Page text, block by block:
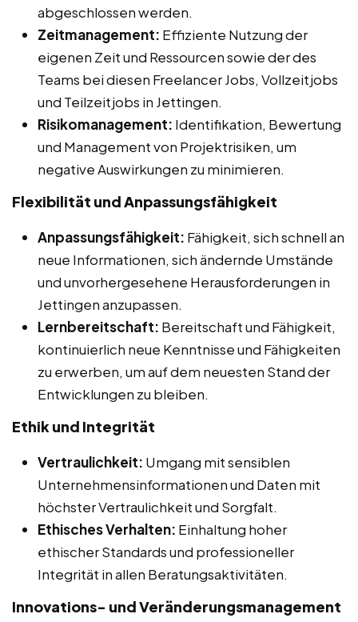
abgeschlossen werden.
Zeitmanagement: Effiziente Nutzung der
eigenen Zeit und Ressourcen sowie der des
Teams bei diesen Freelancer Jobs, Vollzeitjobs
und Teilzeitjobs in Jettingen.
Risikomanagement: Identifikation, Bewertung
und Management von Projektrisiken, um
negative Auswirkungen zu minimieren.
Flexibilität und Anpassungsfähigkeit
Anpassungsfähigkeit: Fähigkeit, sich schnell an
neue Informationen, sich ändernde Umstände
und unvorhergesehene Herausforderungen in
Jettingen anzupassen.
Lernbereitschaft: Bereitschaft und Fähigkeit,
kontinuierlich neue Kenntnisse und Fähigkeiten
zu erwerben, um auf dem neuesten Stand der
Entwicklungen zu bleiben.
Ethik und Integrität
Vertraulichkeit: Umgang mit sensiblen
Unternehmensinformationen und Daten mit
höchster Vertraulichkeit und Sorgfalt.
Ethisches Verhalten: Einhaltung hoher
ethischer Standards und professioneller
Integrität in allen Beratungsaktivitäten.
Innovations- und Veränderungsmanagement